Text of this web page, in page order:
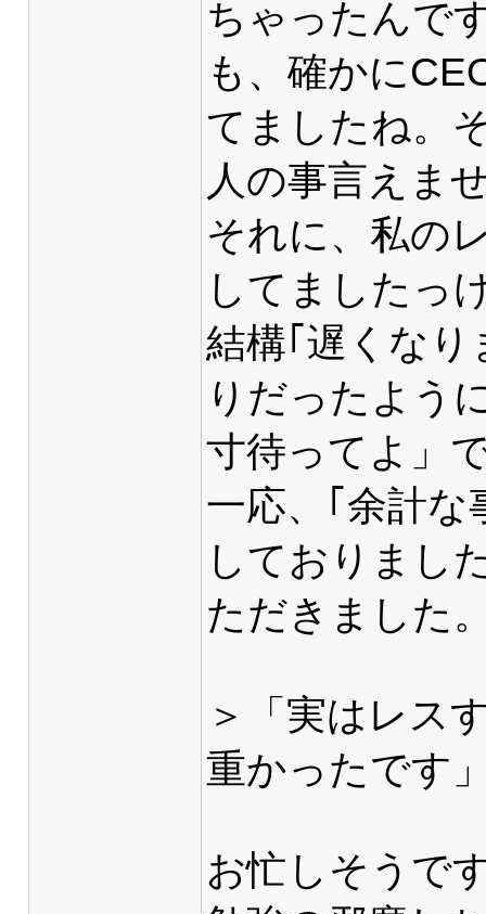
ちゃったんで
も、確かに
てましたね。
人の事言えま
それに、私の
してましたっ
結構｢遅くな
りだったよう
寸待ってよ」
一応、｢余計
しておりまし
ただきました
＞「実はレス
重かったです
お忙しそうで